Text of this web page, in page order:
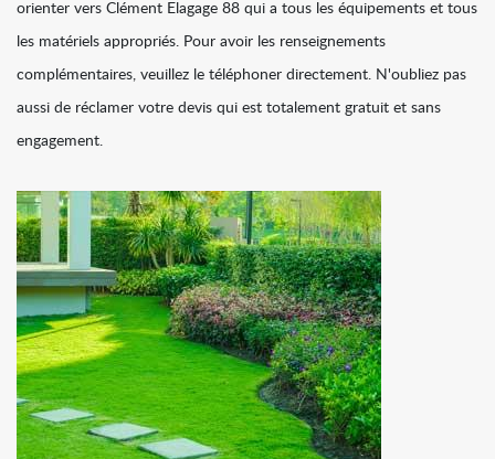
orienter vers Clément Elagage 88 qui a tous les équipements et tous
les matériels appropriés. Pour avoir les renseignements
complémentaires, veuillez le téléphoner directement. N'oubliez pas
aussi de réclamer votre devis qui est totalement gratuit et sans
engagement.